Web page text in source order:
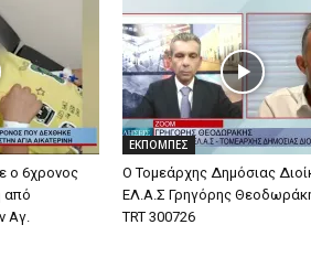
ο 6χρονος
από
Αγ.
ΕΚΠΟΜΠΕΣ
Ο Τομεάρχης Δημόσιας
ΕΛ.Α.Σ Γρηγόρης
TRT 300726